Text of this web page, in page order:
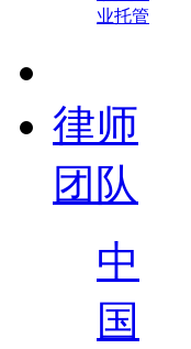
业托管
律师
团队
中
国